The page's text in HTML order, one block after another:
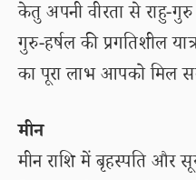
केतु अपनी वीरता से राहु-
गुरु-हर्षल की प्रगतिशील
का पूरा लाभ आपको मिल
मीन
मीन राशि में बृहस्पति और